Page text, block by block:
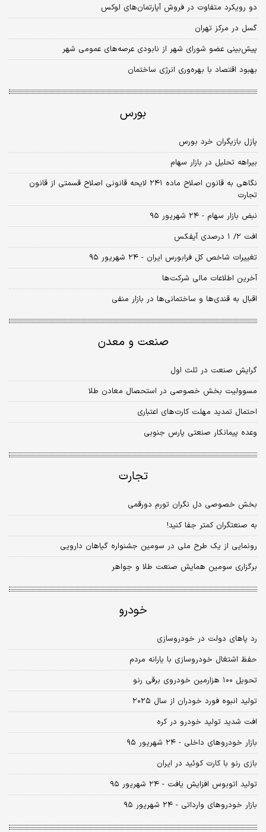
دو رویکرد متفاوت در فروش آپارتمان‌های لوکس
گسل در مرکز تهران
پیش‌بینی عضو شورای شهر از نابودی عرصه‌های عمومی شهر
بهبود اقتصاد با بهره‌وری انرژی ساختمان
بورس
پازل بازیگران خرد بورس
بیراهه تحلیل در بازار سهام
نگاهی به قانون اصلاح ماده ۲۴۱ لایحه قانونی اصلاح قسمتی از قانون
تجارت
نبض بازار سهام - ۲۴ شهریور ۹۵
افت ۲/ ۱ درصدی آیفکس
تغییرات شاخص کل فرابورس ایران - ۲۴ شهریور ۹۵
آخرین اطلاعات مالی شرکت‌ها
اقبال به قندی‌ها و ساختمانی‌ها در بازار منفی
صنعت و معدن
گرایش صنعت در ثلث اول
مسوولیت بخش خصوصی در استحصال معادن طلا
احتمال تمدید مهلت کارت‌های اعتباری
وعده پیمانکار صنعتی پارس جنوبی
تجارت
بخش خصوصی دل نگران تورم دورقمی
به صنعتگران کمتر جفا کنید!
رونمایی از یک طرح ملی در سومین جشنواره گیاهان دارویی
برگزاری سومین همایش صنعت طلا و جواهر
خودرو
رد پاهای دولت در خودروسازی
حفظ اشتغال خودروسازی با یارانه مردم
تحویل ۱۰۰ هزارمین خودروی برقی رنو
تولید انبوه فورد خودران از سال ۲۰۲۵
افت شدید تولید خودرو در کره
بازار خودروهای داخلی - ۲۴ شهریور ۹۵
بازی رنو با کارت کوئید در ایران
تولید اتوبوس افزایش یافت - ۲۴ شهریور ۹۵
بازار خودروهای وارداتی - ۲۴ شهریور ۹۵